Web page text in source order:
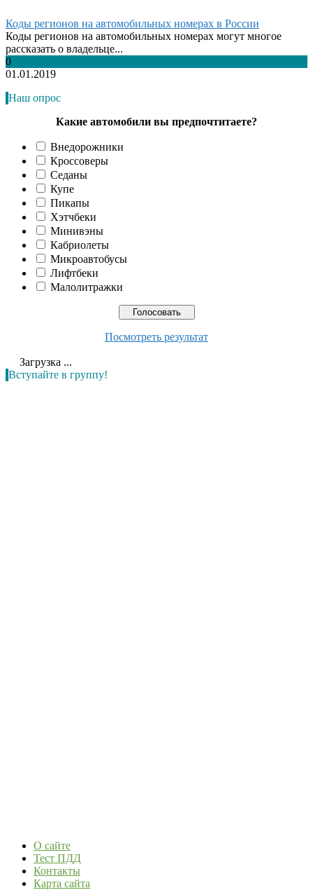
Коды регионов на автомобильных номерах в России
Коды регионов на автомобильных номерах могут многое
рассказать о владельце...
0
01.01.2019
Наш опрос
Какие автомобили вы предпочтитаете?
Внедорожники
Кроссоверы
Седаны
Купе
Пикапы
Хэтчбеки
Минивэны
Кабриолеты
Микроавтобусы
Лифтбеки
Малолитражки
Посмотреть результат
Загрузка ...
Вступайте в группу!
О сайте
Тест ПДД
Контакты
Карта сайта